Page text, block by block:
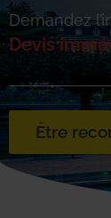
Demandez
Devis
Être